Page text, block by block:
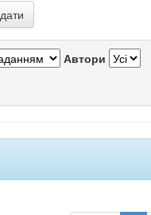
Автори